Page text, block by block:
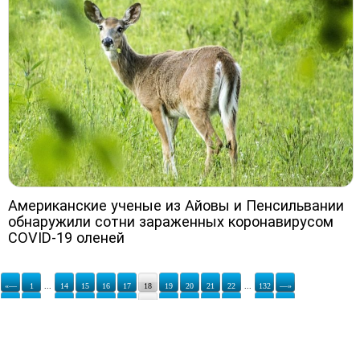
Американские ученые из Айовы и Пенсильвании
обнаружили сотни зараженных коронавирусом
COVID-19 оленей
«— 1 14 15 16 17 18 19 20 21 22 132 —»